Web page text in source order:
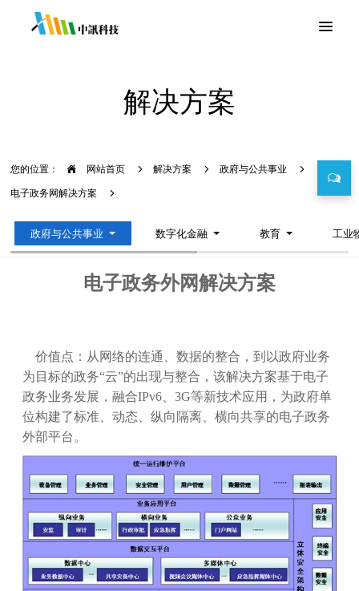
解决方案
您的位置： 网站首页 解决方案
政府与公共事业
电子政务网解决方案
政府与公共事业 数字化金融 教育 工业
电子政务外网解决方案
价值点：从网络的连通、数据的整合，到以政府业务
为目标的政务“云”的出现与整合，该解决方案基于电子
政务业务发展，融合IPv6、3G等新技术应用，为政府单
位构建了标准、动态、纵向隔离、横向共享的电子政务
外部平台。